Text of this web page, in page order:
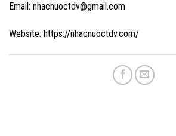
Email: nhacnuoctdv@gmail.com
Website: https://nhacnuoctdv.com/